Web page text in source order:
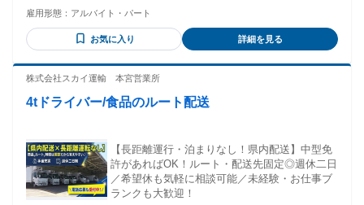
の方 ◆長期的に働ける方 ＜歓迎条件＞ ￣￣￣￣￣￣￣￣￣
￣￣￣￣￣￣￣￣￣￣ ◆警備関連の資格をお持ちの方 ◆普通
自動車免許をお持ちの方 ※免許お持ちでない方も応募OK ◆
クOK ◆主婦・主夫歓迎 ◆シニア活躍中！ ＼こんな方にオス
すことが好きな方 ◎真面目に仕事に取り組める方 ◎コミュニ
・施設警備 ・常駐警備 ・イベント警備 ・巡回 ・監視 ・安全
管理 ・駐車場管理 ・モニター監視 ・工事現場警備 ・セキュ
リティスタッフ ・駐輪場管理 ・環境安全スタッフ ・守衛 ・
道路巡回
雇用形態： アルバイト・パート
お気に入り 詳細を見る
株式会社スカイ運輸 本宮営業所
4tドライバー/食品のルート配送
【長距離運行・泊まりなし！県内配送】中型免
許があればOK！ルート・配送先固定◎週休二日
／希望休も気軽に相談可能／未経験・お仕事ブ
ランクも大歓迎！